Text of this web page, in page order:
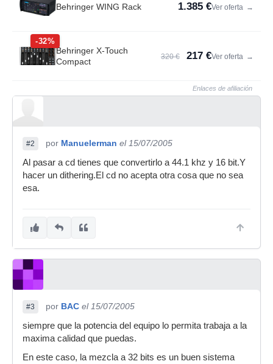
Behringer WING Rack 1.385 €Ver oferta →
-32%
Behringer X-Touch
Compact
320 € 217 €Ver oferta →
Enlaces de afiliación
#2 por Manuelerman el 15/07/2005
Al pasar a cd tienes que convertirlo a 44.1 khz y 16 bit.Y
hacer un dithering.El cd no acepta otra cosa que no sea
esa.
#3 por BAC el 15/07/2005
siempre que la potencia del equipo lo permita trabaja a la
maxima calidad que puedas.
En este caso, la mezcla a 32 bits es un buen sistema